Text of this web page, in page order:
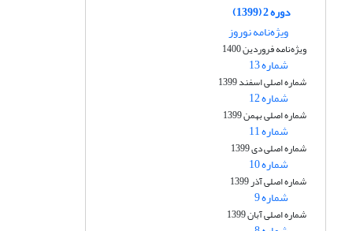
دوره 2 (1399)
ویژه‌نامه نوروز
ویژه‌نامه فروردین 1400
شماره 13
شماره اصلی اسفند 1399
شماره 12
شماره اصلی بهمن 1399
شماره 11
شماره اصلی دی 1399
شماره 10
شماره اصلی آذر 1399
شماره 9
شماره اصلی آبان 1399